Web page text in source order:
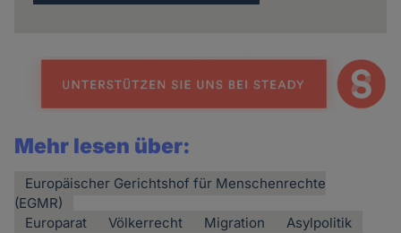
Mehr lesen über:
Europäischer Gerichtshof für Menschenrechte
(EGMR)
Europarat
Völkerrecht Migration Asylpolitik